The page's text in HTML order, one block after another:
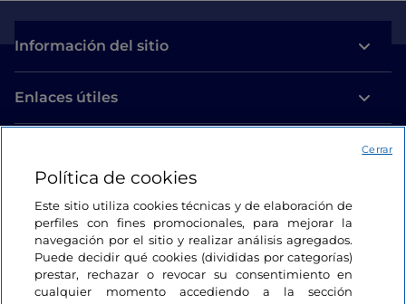
Información del sitio
Enlaces útiles
Estamos en contacto
Política de cookies
Este sitio utiliza cookies técnicas y de elaboración de
perfiles con fines promocionales, para mejorar la
navegación por el sitio y realizar análisis agregados.
Puede decidir qué cookies (divididas por categorías)
prestar, rechazar o revocar su consentimiento en
cualquier momento accediendo a la sección
Cerrar